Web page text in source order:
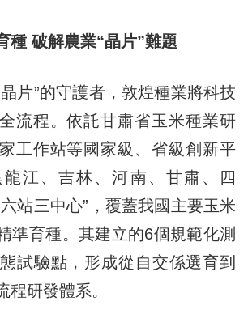
種 破解農業“晶片”難題​
”的守護者，敦煌種業將科技
流程。依託甘肅省玉米種業研
工作站等國家級、省級創新平
江、吉林、河南、甘肅、四
站三中心”，覆蓋我國主要玉米
準育種。其建立的6個規範化測
試驗點，形成從自交係選育到
程研發體系。​